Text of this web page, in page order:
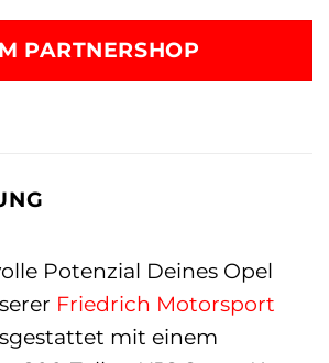
PARTNERSHOP
Potenzial Deines Opel
Friedrich Motorsport
mit einem